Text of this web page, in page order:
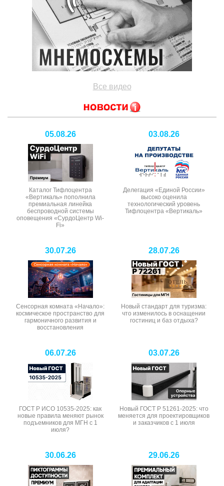
Все видео
05.08.26
Каталог Тифлоцентра
«Вертикаль» пополнила
премиальная линейка
беспроводной системы
оповещения «СурдоЦентр Wi-
Fi»
03.08.26
Делегация «Единой России»
высоко оценила
технологический уровень
Тифлоцентра «Вертикаль»
30.07.26
Сенсорная комната «Начало»:
космическое пространство для
гармоничного развития и
восстановления
28.07.26
Новый стандарт для туризма:
что изменилось в оснащении
гостиниц и баз отдыха?
06.07.26
ГОСТ Р ИСО 10535-2025: как
новые правила меняют рынок
подъемников для МГН с 1
июля?
03.07.26
Новый ГОСТ Р 51261-2025: что
меняется для проектировщиков
и заказчиков с 1 июля
30.06.26 29.06.26